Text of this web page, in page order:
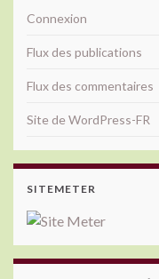
Connexion
Flux des publications
Flux des commentaires
Site de WordPress-FR
SITEMETER